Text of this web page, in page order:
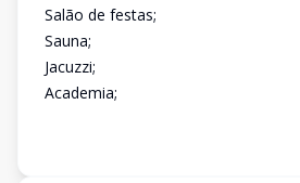
Salão de festas;
Sauna;
Jacuzzi;
Academia;